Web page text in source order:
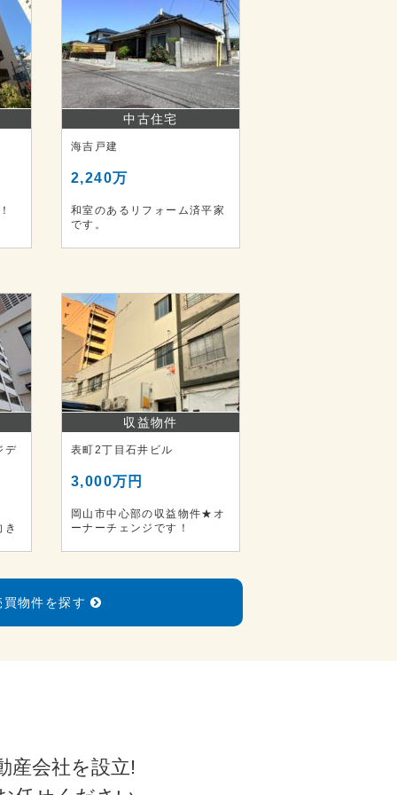
中古住宅
海吉戸建
2,240万
和室のあるリフォーム済平家
です。
デ
き
収益物件
表町2丁目石井ビル
3,000万円
岡山市中心部の収益物件★オ
ーナーチェンジです！
買物件を探す
産会社を設立!